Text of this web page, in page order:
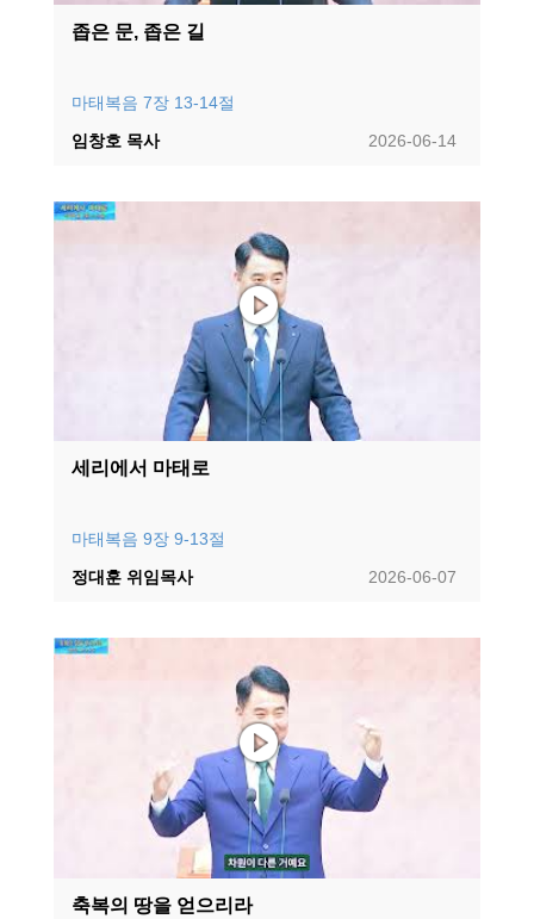
좁은 문, 좁은 길
마태복음 7장 13-14절
2026-06-14
임창호 목사
세리에서 마태로
마태복음 9장 9-13절
2026-06-07
정대훈 위임목사
축복의 땅을 얻으리라